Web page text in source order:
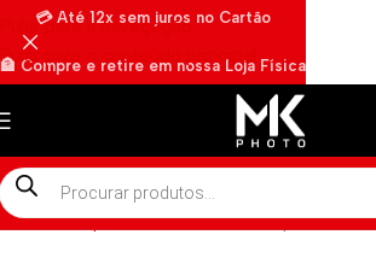
Pular para a navegação
Pular para o conteúdo principal
Início»Shop»Mochila K&F Concept Beta
💳 Até 12x sem juros no Cartão
🏦 Compre e retire em nossa Loja Física
🏍️ Envios rápidos por Motoboy